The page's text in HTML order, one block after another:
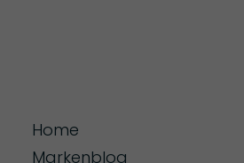
Home
Markenblog